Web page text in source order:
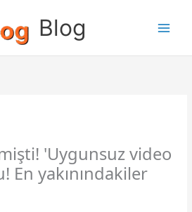
Blog
'Uygunsuz video
En yakınındakiler